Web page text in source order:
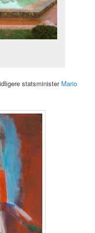
statsminister Mario